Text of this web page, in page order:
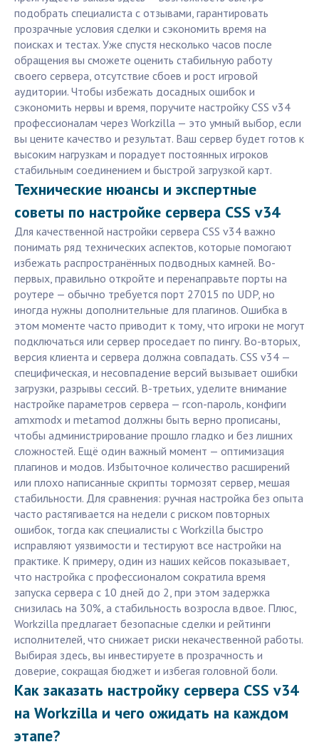
подобрать специалиста с отзывами, гарантировать
прозрачные условия сделки и сэкономить время на
поисках и тестах. Уже спустя несколько часов после
обращения вы сможете оценить стабильную работу
своего сервера, отсутствие сбоев и рост игровой
аудитории. Чтобы избежать досадных ошибок и
сэкономить нервы и время, поручите настройку CSS v34
профессионалам через Workzilla — это умный выбор, если
вы цените качество и результат. Ваш сервер будет готов к
высоким нагрузкам и порадует постоянных игроков
стабильным соединением и быстрой загрузкой карт.
Технические нюансы и экспертные
советы по настройке сервера CSS v34
Для качественной настройки сервера CSS v34 важно
понимать ряд технических аспектов, которые помогают
избежать распространённых подводных камней. Во-
первых, правильно откройте и перенаправьте порты на
роутере — обычно требуется порт 27015 по UDP, но
иногда нужны дополнительные для плагинов. Ошибка в
этом моменте часто приводит к тому, что игроки не могут
подключаться или сервер проседает по пингу. Во-вторых,
версия клиента и сервера должна совпадать. CSS v34 —
специфическая, и несовпадение версий вызывает ошибки
загрузки, разрывы сессий. В-третьих, уделите внимание
настройке параметров сервера — rcon-пароль, конфиги
amxmodx и metamod должны быть верно прописаны,
чтобы администрирование прошло гладко и без лишних
сложностей. Ещё один важный момент — оптимизация
плагинов и модов. Избыточное количество расширений
или плохо написанные скрипты тормозят сервер, мешая
стабильности. Для сравнения: ручная настройка без опыта
часто растягивается на недели с риском повторных
ошибок, тогда как специалисты с Workzilla быстро
исправляют уязвимости и тестируют все настройки на
практике. К примеру, один из наших кейсов показывает,
что настройка с профессионалом сократила время
запуска сервера с 10 дней до 2, при этом задержка
снизилась на 30%, а стабильность возросла вдвое. Плюс,
Workzilla предлагает безопасные сделки и рейтинги
исполнителей, что снижает риски некачественной работы.
Выбирая здесь, вы инвестируете в прозрачность и
доверие, сокращая бюджет и избегая головной боли.
Как заказать настройку сервера CSS v34
на Workzilla и чего ожидать на каждом
этапе?